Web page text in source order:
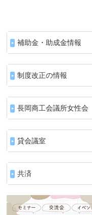
補助金・助成金情報
制度改正の情報
長岡商工会議所女性会
貸会議室
共済